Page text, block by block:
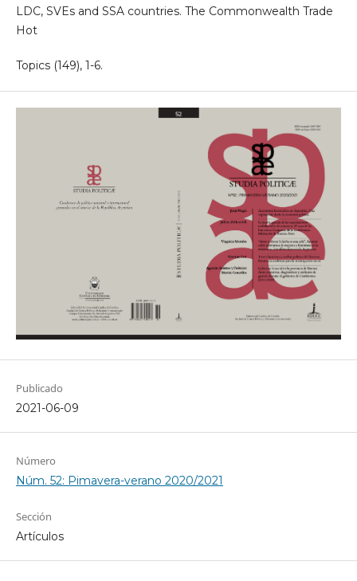
LDC, SVEs and SSA countries. The Commonwealth Trade
Hot
Topics (149), 1-6.
Publicado
2021-06-09
Número
Núm. 52: Pimavera-verano 2020/2021
Sección
Artículos